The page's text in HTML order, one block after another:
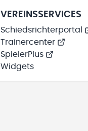
VEREINSSERVICES
Schiedsrichterportal
Trainercenter
SpielerPlus
Widgets